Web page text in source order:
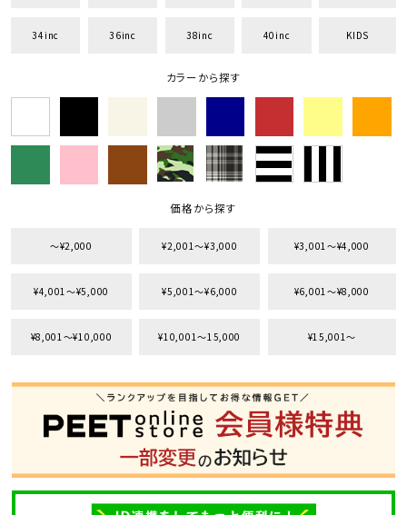
34inc 36inc 38inc 40inc KIDS
カラーから探す
価格から探す
〜¥2,000 ¥2,001〜¥3,000 ¥3,001〜¥4,000
¥4,001〜¥5,000 ¥5,001〜¥6,000 ¥6,001〜¥8,000
¥8,001〜¥10,000 ¥10,001〜15,000 ¥15,001〜